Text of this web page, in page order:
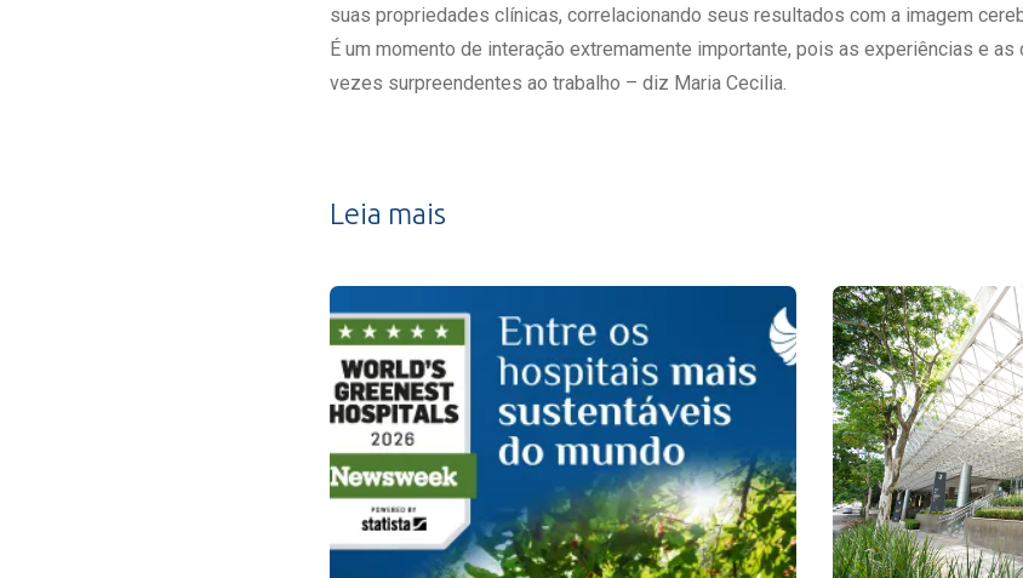
suas propriedades clínicas, correlacionando seus resultados com a imagem
É um momento de interação extremamente importante, pois as experiências e
vezes surpreendentes ao trabalho – diz Maria Cecilia.
Leia mais